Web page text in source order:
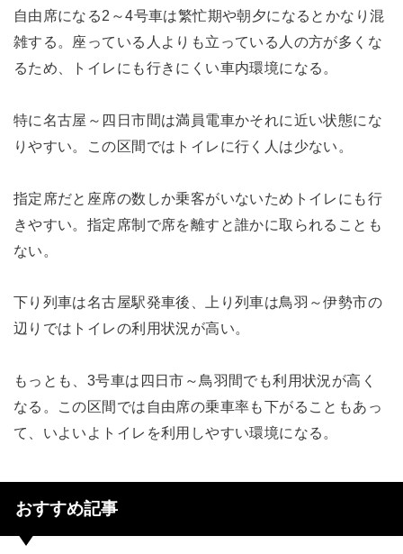
自由席になる2～4号車は繁忙期や朝夕になるとかなり混
雑する。座っている人よりも立っている人の方が多くな
るため、トイレにも行きにくい車内環境になる。
特に名古屋～四日市間は満員電車かそれに近い状態にな
りやすい。この区間ではトイレに行く人は少ない。
指定席だと座席の数しか乗客がいないためトイレにも行
きやすい。指定席制で席を離すと誰かに取られることも
ない。
下り列車は名古屋駅発車後、上り列車は鳥羽～伊勢市の
辺りではトイレの利用状況が高い。
もっとも、3号車は四日市～鳥羽間でも利用状況が高く
なる。この区間では自由席の乗車率も下がることもあっ
て、いよいよトイレを利用しやすい環境になる。
おすすめ記事